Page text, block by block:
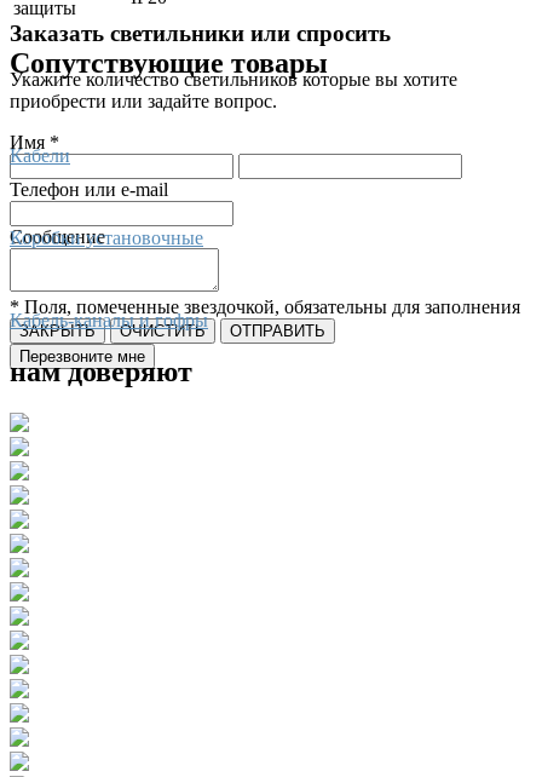
Заказать светильники или спросить
Укажите количество светильников которые вы хотите
приобрести или задайте вопрос.
Имя *
Телефон или e-mail
Сообщение
* Поля, помеченные звездочкой, обязательны для заполнения
ЗАКРЫТЬ ОЧИСТИТЬ
ОТПРАВИТЬ
Перезвоните мне
защиты
Сопутствующие товары
Кабели
Коробки установочные
Кабель-каналы и гофры
нам доверяют